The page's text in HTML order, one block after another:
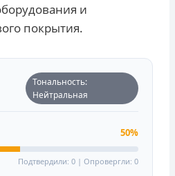
и
покрытия.
Тональность:
Нейтральная
50%
Подтвердили: 0 | Опровергли: 0